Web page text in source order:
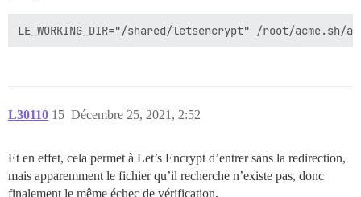
L30110 Décembre 25, 2021, 2:52
15
Et en effet, cela permet à Let’s Encrypt d’entrer sans la redirection,
mais apparemment le fichier qu’il recherche n’existe pas, donc
finalement le même échec de vérification.